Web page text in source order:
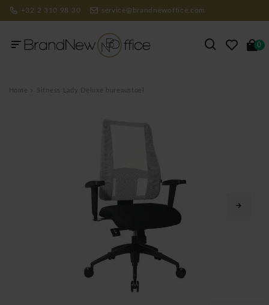
+32 2 310 98 30 service@brandnewoffice.com
0
Home Sitness Lady Deluxe bureaustoel